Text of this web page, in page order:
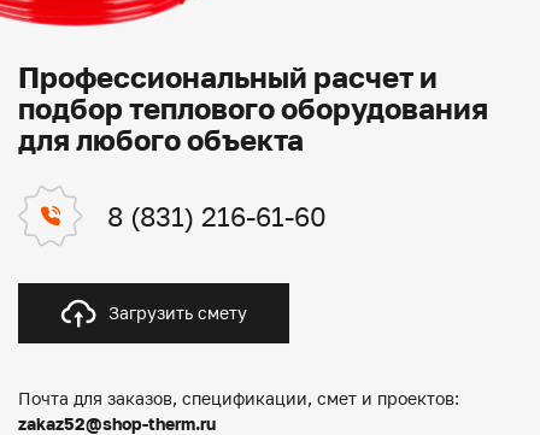
Профессиональный расчет и
подбор теплового оборудования
для любого объекта
8 (831) 216-61-60
Загрузить смету
Почта для заказов, спецификации, смет и проектов:
zakaz52@shop-therm.ru